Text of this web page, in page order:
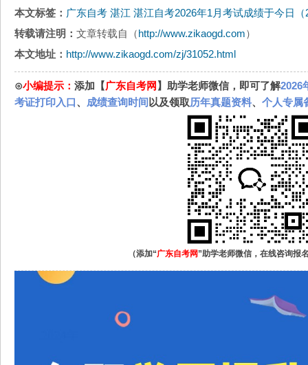
本文标签： 广东自考 湛江 湛江自考2026年1月考试成绩于今日
转载请注明： 文章转载自（http://www.zikaogd.com）
本文地址： http://www.zikaogd.com/zj/31052.html
⊙小编提示： 添加【广东自考网 】助学老师微信，即可了解2026
考证打印入口、 成绩查询时间 以及领取历年真题资料、 个人专属
（添加“广东自考网 ”助学老师微信，在线咨询报